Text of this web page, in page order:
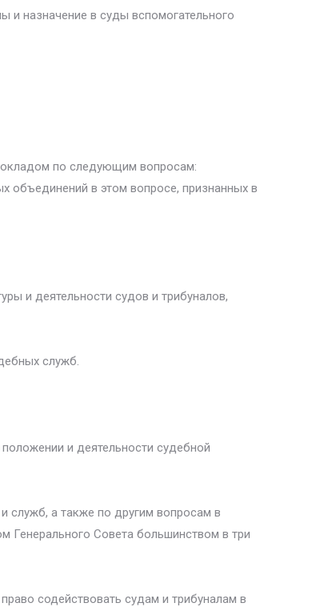
назначение в суды вспомогательного
по следующим вопросам:
объединений в этом вопросе, признанных в
и деятельности судов и трибуналов,
служб.
и деятельности судебной
служб, а также по другим вопросам в
Совета большинством в три
содействовать судам и трибуналам в